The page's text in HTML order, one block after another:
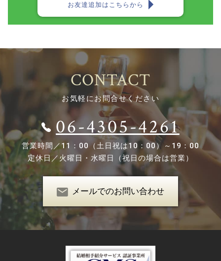
お友達追加はこちらから
CONTACT
お気軽にお問合せください
06-4305-4261
営業時間／ 11：00（土日祝は10：00）～19：00
定休日／火曜日・水曜日（祝日の場合は営業）
メールでのお問い合わせ